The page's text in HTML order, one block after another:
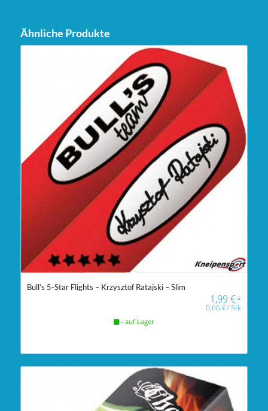
Ähnliche Produkte
Bull’s 5-Star Flights – Krzysztof Ratajski – Slim
1,99€*
0,66€/Stk
- auf Lager